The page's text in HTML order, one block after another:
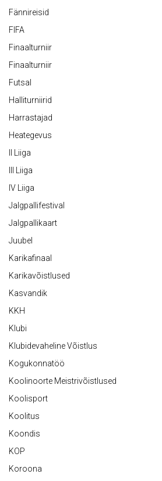
Fännireisid
FIFA
Finaalturniir
Finaalturniir
Futsal
Halliturniirid
Harrastajad
Heategevus
II Liiga
III Liiga
IV Liiga
Jalgpallifestival
Jalgpallikaart
Juubel
Karikafinaal
Karikavõistlused
Kasvandik
KKH
Klubi
Klubidevaheline Võistlus
Kogukonnatöö
Koolinoorte Meistrivõistlused
Koolisport
Koolitus
Koondis
KOP
Koroona